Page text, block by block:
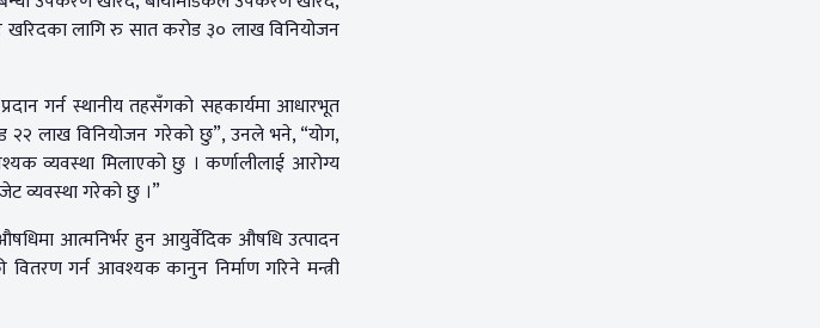
लागि रु सात करोड ३० लाख विनियोजन
गर्न स्थानीय तहसँगको सहकार्यमा आधारभूत
२२ लाख विनियोजन गरेको छु”, उनले भने, “योग,
व्यवस्था मिलाएको छु । कर्णालीलाई आरोग्य
व्यवस्था गरेको छु ।”
आत्मनिर्भर हुन आयुर्वेदिक औषधि उत्पादन
वितरण गर्न आवश्यक कानुन निर्माण गरिने मन्त्री